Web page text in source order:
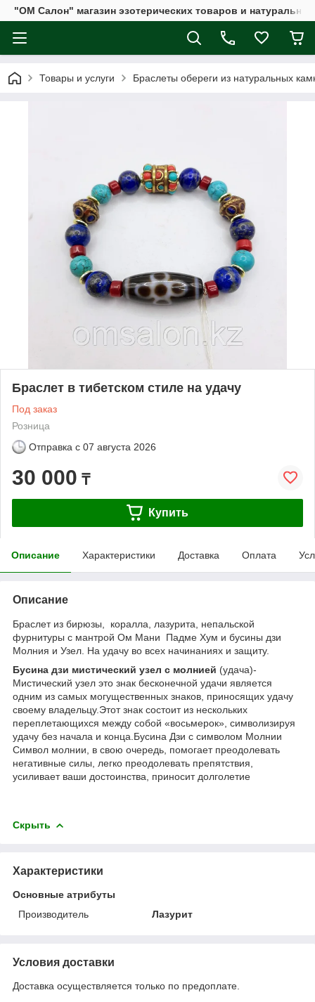
"ОМ Салон" магазин эзотерических товаров и
Товары и услуги Браслеты обереги из натуральных
Браслет в тибетском стиле на удачу
Под заказ
Розница
Отправка с 07 августа 2026
30 000 ₸
Купить
Описание Характеристики Доставка Оплата
Описание
Браслет из бирюзы, коралла, лазурита, непальской
фурнитуры с мантрой Ом Мани Падме Хум и бусины дзи
Молния и Узел. На удачу во всех начинаниях и защиту.
Бусина дзи мистический узел с молнией (удача)-
Мистический узел это знак бесконечной удачи является
одним из самых могущественных знаков, приносящих удачу
своему владельцу.Этот знак состоит из нескольких
переплетающихся между собой «восьмерок», символизируя
удачу без начала и конца.Бусина Дзи с символом Молнии
Символ молнии, в свою очередь, помогает преодолевать
негативные силы, легко преодолевать препятствия,
усиливает ваши достоинства, приносит долголетие
Скрыть
Характеристики
Основные атрибуты
Производитель
Лазурит
Условия доставки
Доставка осуществляется только по предоплате.